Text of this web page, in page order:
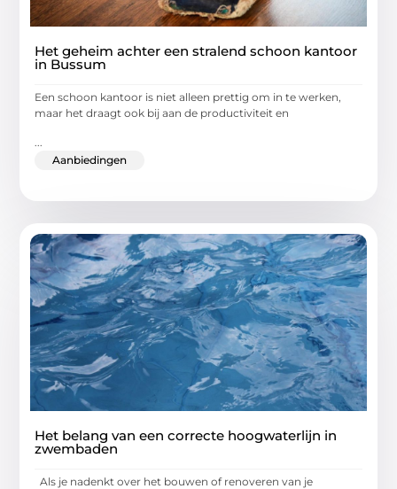
Het geheim achter een stralend schoon kantoor
in Bussum
Een schoon kantoor is niet alleen prettig om in te werken,
maar het draagt ook bij aan de productiviteit en
Aanbiedingen
Het belang van een correcte hoogwaterlijn in
zwembaden
Als je nadenkt over het bouwen of renoveren van je